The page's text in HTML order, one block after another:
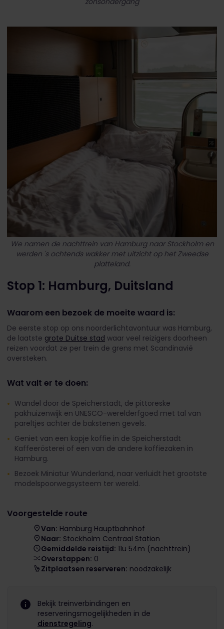
We namen de nachttrein van Hamburg naar Stockholm en
werden 's ochtends wakker met uitzicht op het Zweedse
platteland.
Stop 1: Hamburg, Duitsland
Waarom een bezoek de moeite waard is:
De eerste stop op ons noorderlichtavontuur was Hamburg,
de laatste grote Duitse stad waar veel reizigers doorheen
reizen voordat ze per trein de grens met Scandinavië
oversteken.
Wat valt er te doen:
Wandel door de Speicherstadt, de pittoreske
pakhuizenwijk en UNESCO-werelderfgoed met tal van
pareltjes achter de bakstenen gevels.
Geniet van een kopje koffie in de Speicherstadt
Kaffeerösterei of een van de andere koffiezaken in
Hamburg.
Bezoek Miniatur Wunderland, naar verluidt het grootste
modelspoorwegsysteem ter wereld.
Voorgestelde route
Van: Hamburg Hauptbahnhof
Naar: Stockholm Centraal Station
Gemiddelde reistijd: 11u 54m (nachttrein)
Overstappen: 0
Zitplaatsen reserveren: noodzakelijk
Bekijk treinverbindingen en
reserveringsmogelijkheden in de
dienstregeling.